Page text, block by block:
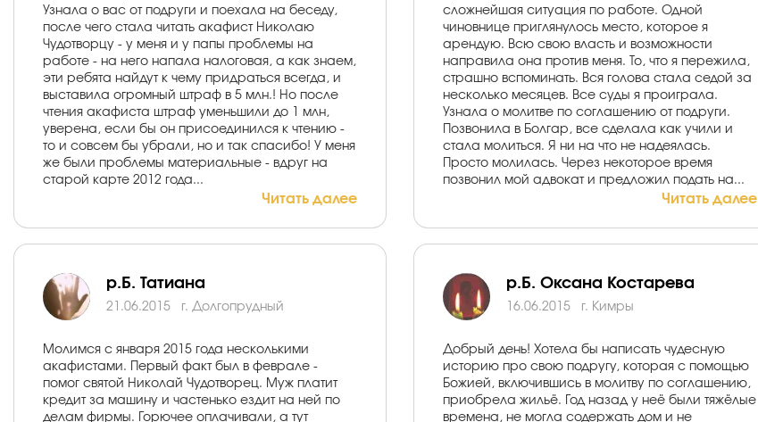
Узнала о вас от подруги и поехала на беседу,
после чего стала читать акафист Николаю
Чудотворцу - у меня и у папы проблемы на
работе - на него напала налоговая, а как знаем,
эти ребята найдут к чему придраться всегда, и
выставила огромный штраф в 5 млн.! Но после
чтения акафиста штраф уменьшили до 1 млн,
уверена, если бы он присоединился к чтению -
то и совсем бы убрали, но и так спасибо! У меня
же были проблемы материальные - вдруг на
старой карте 2012 года...
Читать далее
сложнейшая ситуация по работе. Одной
чиновнице приглянулось место, которое я
арендую. Всю свою власть и возможности
направила она против меня. То, что я пережила,
страшно вспоминать. Вся голова стала седой за
несколько месяцев. Все суды я проиграла.
Узнала о молитве по соглашению от подруги.
Позвонила в Болгар, все сделала как учили и
стала молиться. Я ни на что не надеялась.
Просто молилась. Через некоторое время
позвонил мой адвокат и предложил подать на...
Читать далее
р.Б. Татиана
21.06.2015 г. Долгопрудный
Молимся с января 2015 года несколькими
акафистами. Первый факт был в феврале -
помог святой Николай Чудотворец. Муж платит
кредит за машину и частенько ездит на ней по
делам фирмы. Горючее оплачивали, а тут
р.Б. Оксана Костарева
16.06.2015 г. Кимры
Добрый день! Хотела бы написать чудесную
историю про свою подругу, которая с помощью
Божией, включившись в молитву по соглашению,
приобрела жильё. Год назад у неё были тяжёлые
времена, не могла содержать дом и не